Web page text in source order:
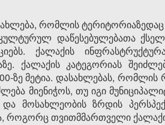
რომლის
დაწესებულებათა
ქალაქის
ქალაქის კატეგორიას
ზე მეტია. დასახლებას,
მიენიჭოს, თუ იგი
და მოსახლეობის ზრდის
როგორც თვითმმართველი